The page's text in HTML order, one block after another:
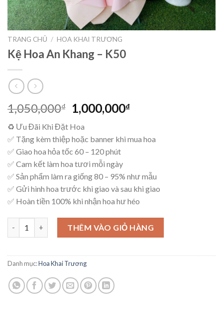
TRANG CHỦ / HOA KHAI TRƯƠNG
Kệ Hoa An Khang – K50
1,050,000₫
Giá
gốc
là:
1,050,000₫.
1,000,000₫Giá
là:
♻ Ưu Đãi Khi Đặt Hoa
✅ Tặng kèm thiệp hoặc banner khi mua hoa
✅ Giao hoa hỏa tốc 60 – 120 phút
✅ Cam kết làm hoa tươi mỗi ngày
✅ Sản phẩm làm ra giống 80 – 95% như mẫu
✅ Gửi hình hoa trước khi giao và sau khi giao
✅ Hoàn tiền 100% khi nhận hoa hư héo
Kệ Hoa An Khang – K50 số lượng
THÊM VÀO GIỎ HÀNG
Danh mục:Hoa Khai Trương